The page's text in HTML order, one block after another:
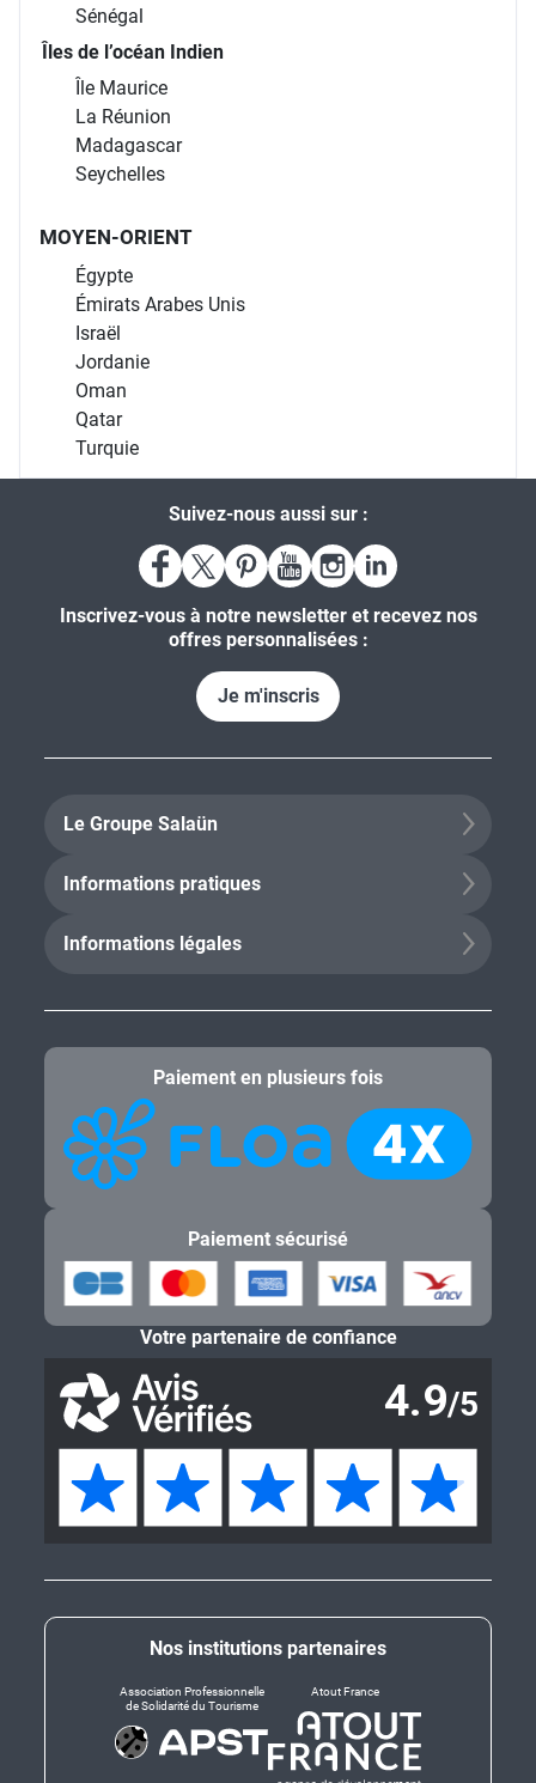
Sénégal
Îles de l’océan Indien
Île Maurice
La Réunion
Madagascar
Seychelles
MOYEN-ORIENT
Égypte
Émirats Arabes Unis
Israël
Jordanie
Oman
Qatar
Turquie
Suivez-nous aussi sur :
Inscrivez-vous à notre newsletter et recevez nos
offres personnalisées :
Je m'inscris
Le Groupe Salaün
Informations pratiques
Informations légales
Nos institutions partenaires
Association Professionnelle
de Solidarité du Tourisme
Atout France
Paiement en plusieurs fois
Paiement sécurisé
Votre partenaire de confiance